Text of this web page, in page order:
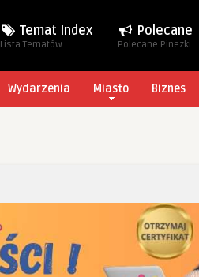
Temat Index
Lista Tematów
Polecane
Polecane Pinezki
Wydarzenia Miasto Biznes